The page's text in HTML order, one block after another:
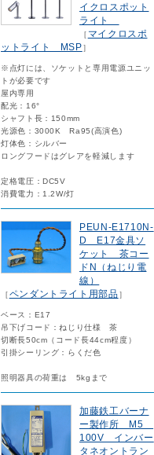
イクロスポット
ライト
［ マイクロスポ
ットライト MSP］
※点灯には、ソケットと専用電源ユニッ
トが必要です
屋内専用
配光：16°
シャフト長：150mm
光源色：3000K Ra95(高演色)
灯体色：シルバー
ロングフードはグレアを軽減します
定格電圧：DC5V
消費電力：1.2W/灯
PEUN-E1710N-
D E17金具ソ
ケット 茶コー
ドN（ねじり電
線）
［ペンダントライト用部品］
ベース：E17
吊下げコード：ねじり仕様 茶
切断長50cm（コード長44cm程度）
引掛シーリング：らくだ色
照明器具の荷重は 5kgまで
加藤鉄工バーナ
ー製作所 M5
100V インバー
タネオントラン